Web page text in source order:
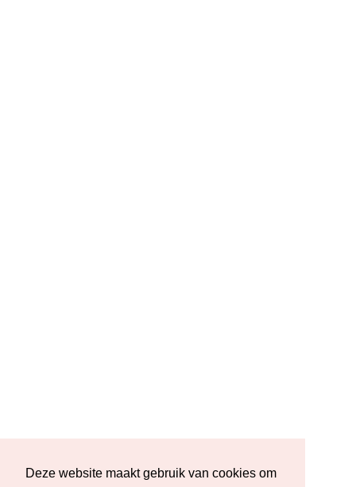
Deze website maakt gebruik van cookies om
Deze website maakt gebruik van cookies om